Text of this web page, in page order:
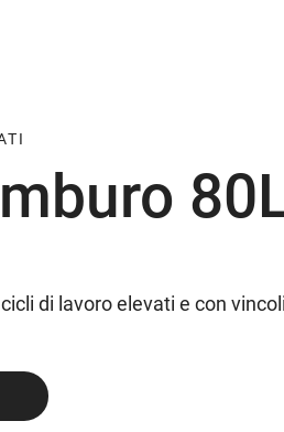
di lavoro elevati e con